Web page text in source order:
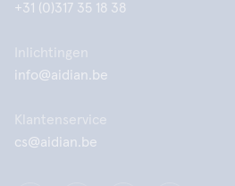
+31 (0)317 35 18 38
Inlichtingen
info@aidian.be
Klantenservice
cs@aidian.be